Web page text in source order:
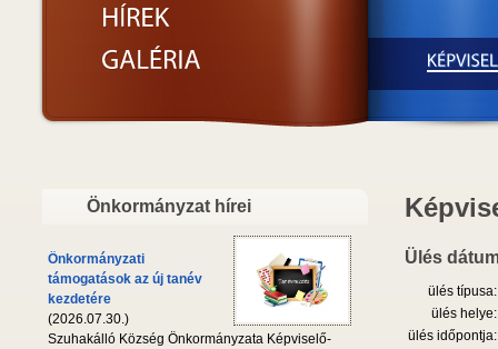
Önkormányzat hírei
Önkormányzati
támogatások az új tanév
kezdetére
(2026.07.30.)
Szuhakálló Község Önkormányzata Képviselő-
Ülés
ülés típusa:
ülés helye:
ülés időpontja: